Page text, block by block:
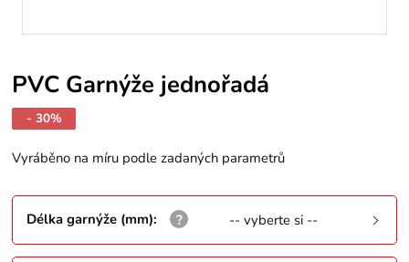
PVC Garnýže jednořadá
- 30%
Vyráběno na míru podle zadaných parametrů
Délka garnýže (mm): -- vyberte si --